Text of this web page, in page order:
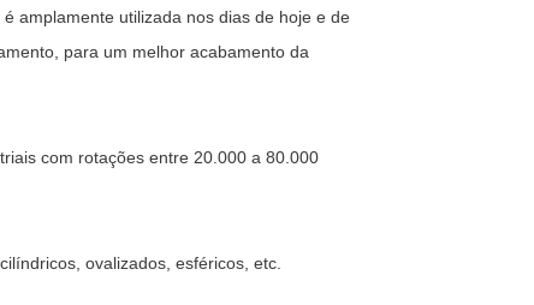
amplamente utilizada nos dias de hoje e de
para um melhor acabamento da
com rotações entre 20.000 a 80.000
ovalizados, esféricos, etc.